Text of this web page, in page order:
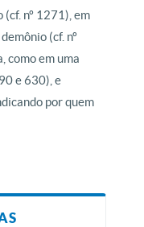
nº 1271), em
(cf. nº
como em uma
e 630), e
por quem